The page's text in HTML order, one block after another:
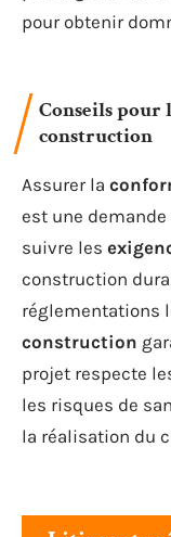
pour obtenir
Conseils pour
construction
Assurer la
est une
suivre les
construction
réglementations
construction
projet respecte
les risques de
la réalisation du